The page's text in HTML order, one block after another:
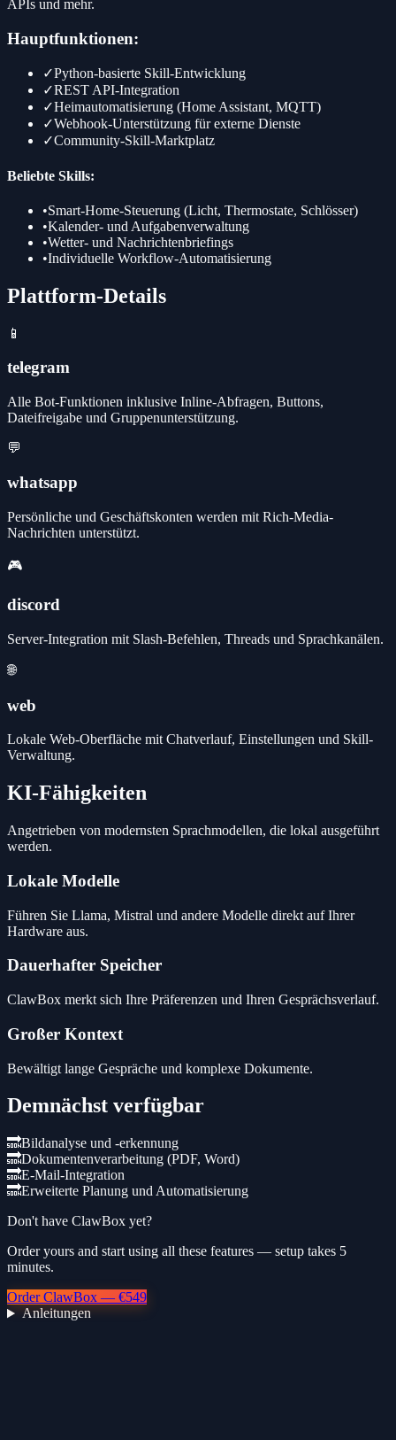
APIs und mehr.
Hauptfunktionen:
✓Python-basierte Skill-Entwicklung
✓REST API-Integration
✓Heimautomatisierung (Home Assistant, MQTT)
✓Webhook-Unterstützung für externe Dienste
✓Community-Skill-Marktplatz
Beliebte Skills:
•Smart-Home-Steuerung (Licht, Thermostate, Schlösser)
•Kalender- und Aufgabenverwaltung
•Wetter- und Nachrichtenbriefings
•Individuelle Workflow-Automatisierung
Plattform-Details
📱
telegram
Alle Bot-Funktionen inklusive Inline-Abfragen, Buttons,
Dateifreigabe und Gruppenunterstützung.
💬
whatsapp
Persönliche und Geschäftskonten werden mit Rich-Media-
Nachrichten unterstützt.
🎮
discord
Server-Integration mit Slash-Befehlen, Threads und Sprachkanälen.
🌐
web
Lokale Web-Oberfläche mit Chatverlauf, Einstellungen und Skill-
Verwaltung.
KI-Fähigkeiten
Angetrieben von modernsten Sprachmodellen, die lokal ausgeführt
werden.
Lokale Modelle
Führen Sie Llama, Mistral und andere Modelle direkt auf Ihrer
Hardware aus.
Dauerhafter Speicher
ClawBox merkt sich Ihre Präferenzen und Ihren Gesprächsverlauf.
Großer Kontext
Bewältigt lange Gespräche und komplexe Dokumente.
Demnächst verfügbar
🔜Bildanalyse und -erkennung
🔜Dokumentenverarbeitung (PDF, Word)
🔜E-Mail-Integration
🔜Erweiterte Planung und Automatisierung
Don't have ClawBox yet?
Order yours and start using all these features — setup takes 5
minutes.
Order ClawBox — €549
Anleitungen